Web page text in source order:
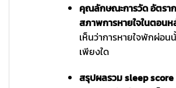
คุณลักษณะการวัด อัตรา
สภาพการหายใจในตอน
เห็นว่าการหายใจพักผ่อ
เพียงใด
สรุปผลรวม sleep